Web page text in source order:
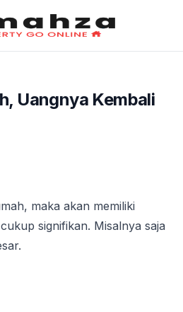
Beli Properti Rumah dan
Uangnya Kembali
maka akan memiliki
signifikan. Misalnya saja